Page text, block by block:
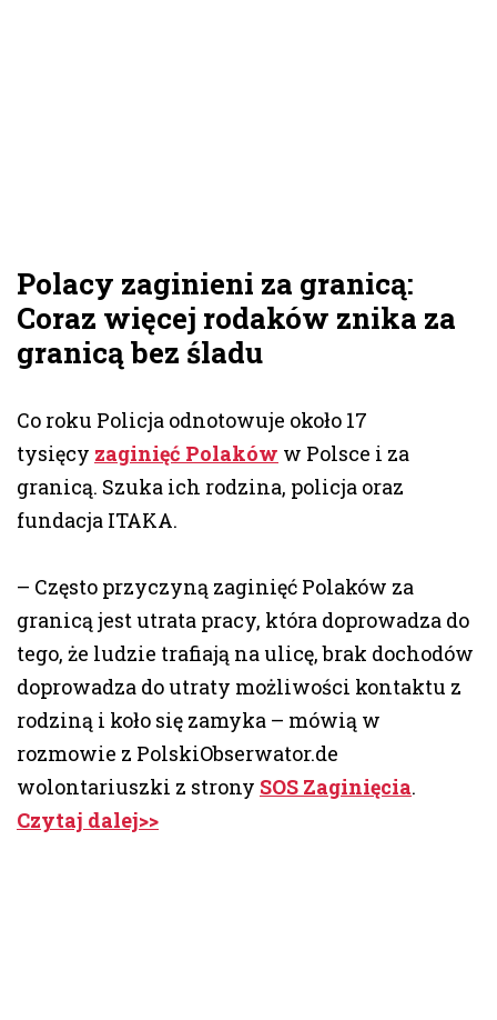
Polacy zaginieni za granicą:
Coraz więcej rodaków znika za
granicą bez śladu
Co roku Policja odnotowuje około 17
tysięcy zaginięć Polaków w Polsce i za
granicą. Szuka ich rodzina, policja oraz
fundacja ITAKA.
– Często przyczyną zaginięć Polaków za
granicą jest utrata pracy, która doprowadza do
tego, że ludzie trafiają na ulicę, brak dochodów
doprowadza do utraty możliwości kontaktu z
rodziną i koło się zamyka – mówią w
rozmowie z PolskiObserwator.de
wolontariuszki z strony SOS Zaginięcia.
Czytaj dalej>>